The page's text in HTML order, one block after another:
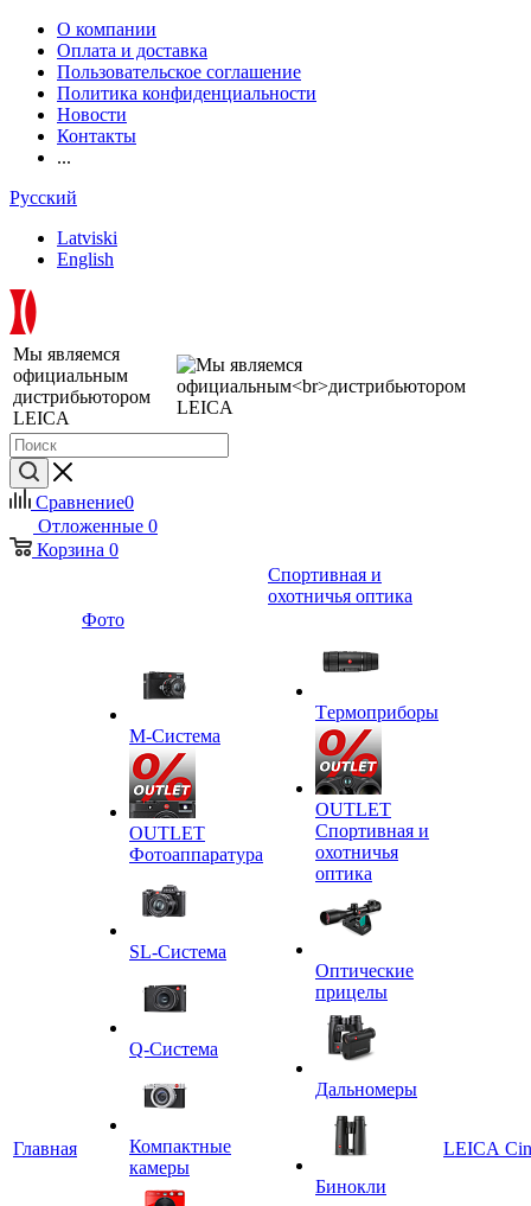
О компании
Оплата и доставка
Пользовательское соглашение
Политика конфиденциальности
Новости
Контакты
...
Русский
Latviski
English
Мы являемся
официальным
дистрибьютором
LEICA
Сравнение0
Отложенные 0
Корзина 0
Главная
Фото
M-Система
OUTLET
Фотоаппаратура
SL-Система
Q-Cистема
Компактные
камеры
Спортивная и
охотничья оптика
Tермоприборы
OUTLET
Спортивная и
охотничья
оптика
Оптические
прицелы
Дальномеры
Бинокли
LEICA